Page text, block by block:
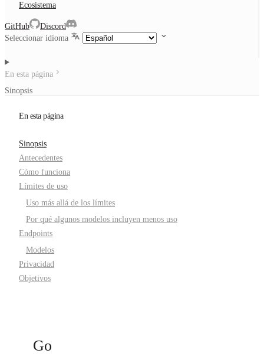
Ecosistema
GitHub
Discord
Seleccionar idioma
En esta página
Sinopsis
En esta página
Sinopsis
Antecedentes
Cómo funciona
Límites de uso
Uso más allá de los límites
Por qué algunos modelos incluyen menos uso
Endpoints
Modelos
Privacidad
Objetivos
Go